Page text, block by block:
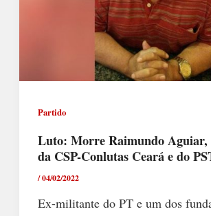
Partido
Luto: Morre Raimundo
da CSP-Conlutas Ceará e do
/04/02/2022
Ex-militante do PT e um dos